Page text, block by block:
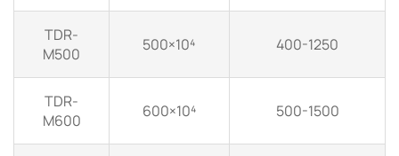
TDR-
M500
500×10⁴ 400-1250
TDR-
M600
600×10⁴ 500-1500